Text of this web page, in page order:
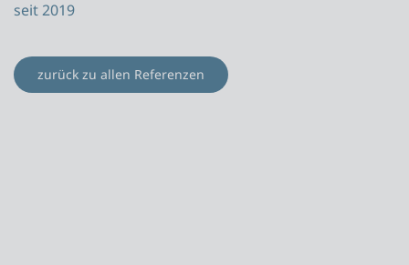
seit 2019
zurück zu allen Referenzen